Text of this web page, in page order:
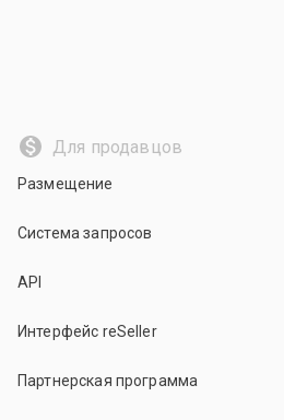
Для продавцов
Размещение
Система запросов
API
Интерфейс reSeller
Партнерская программа